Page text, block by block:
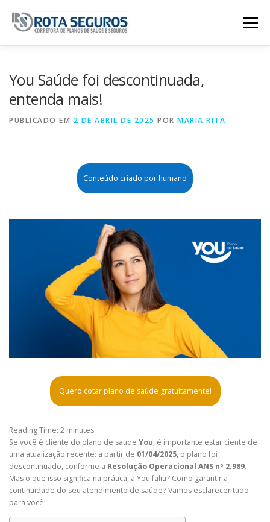
Menu
You Saúde foi descontinuada,
entenda mais!
PUBLICADO EM 2 DE ABRIL DE 2025 POR MARIA RITA
Conteúdo criado por humano
Quero cotar plano de saúde gratuitamente!
Reading Time: 2 minutes
Se você é cliente do plano de saúde You, é importante estar ciente de
uma atualização recente: a partir de 01/04/2025, o plano foi
descontinuado, conforme a Resolução Operacional ANS nº 2.989.
Mas o que isso significa na prática, a You faliu? Como garantir a
continuidade do seu atendimento de saúde? Vamos esclarecer tudo
para você!